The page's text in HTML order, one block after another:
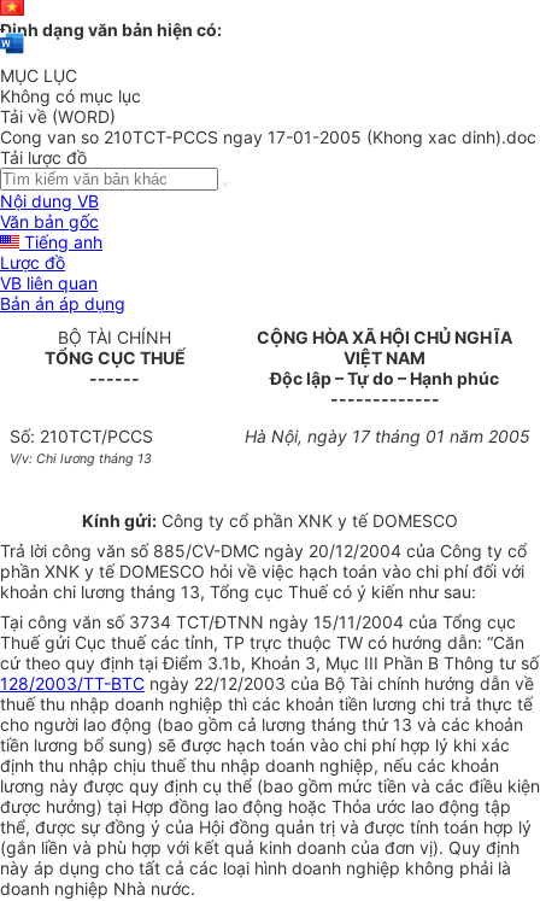
Định dạng văn bản hiện có:
MỤC LỤC
Không có mục lục
Tải về (WORD)
Cong van so 210TCT-PCCS ngay 17-01-2005 (Khong xac dinh).doc
Tải lược đồ
Nội dung VB
Văn bản gốc
Tiếng anh
Lược đồ
VB liên quan
Bản án áp dụng
BỘ TÀI CHÍNH
TỔNG CỤC THUẾ
------
CỘNG HÒA XÃ HỘI CHỦ NGHĨA
VIỆT NAM
Độc lập – Tự do – Hạnh phúc
-------------
Số: 210TCT/PCCS
V/v: Chi lương tháng 13
Hà Nội, ngày 17 tháng 01 năm 2005
Kính gửi: Công ty cổ phần XNK y tế DOMESCO
Trả lời công văn số 885/CV-DMC ngày 20/12/2004 của Công ty cổ
phần XNK y tế DOMESCO hỏi về việc hạch toán vào chi phí đối với
khoản chi lương tháng 13, Tổng cục Thuế có ý kiến như sau:
Tại công văn số 3734 TCT/ĐTNN ngày 15/11/2004 của Tổng cục
Thuế gửi Cục thuế các tỉnh, TP trực thuộc TW có hướng dẫn: “Căn
cứ theo quy định tại Điểm 3.1b, Khoản 3, Mục III Phần B Thông tư số
128/2003/TT-BTC ngày 22/12/2003 của Bộ Tài chính hướng dẫn về
thuế thu nhập doanh nghiệp thì các khoản tiền lương chi trả thực tế
cho người lao động (bao gồm cả lương tháng thứ 13 và các khoản
tiền lương bổ sung) sẽ được hạch toán vào chi phí hợp lý khi xác
định thu nhập chịu thuế thu nhập doanh nghiệp, nếu các khoản
lương này được quy định cụ thể (bao gồm mức tiền và các điều kiện
được hưởng) tại Hợp đồng lao động hoặc Thỏa ước lao động tập
thể, được sự đồng ý của Hội đồng quản trị và được tính toán hợp lý
(gắn liền và phù hợp với kết quả kinh doanh của đơn vị). Quy định
này áp dụng cho tất cả các loại hình doanh nghiệp không phải là
doanh nghiệp Nhà nước.